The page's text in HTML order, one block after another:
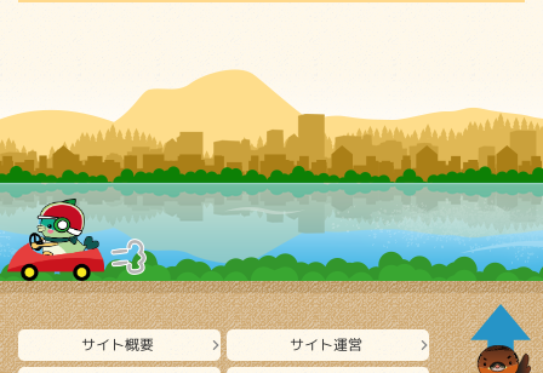
サイト概要
サイト運営